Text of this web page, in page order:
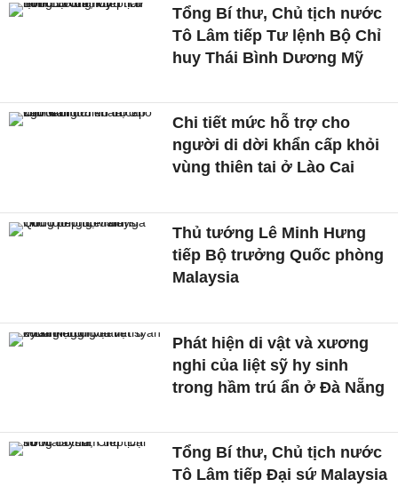
Tổng Bí thư, Chủ tịch nước
Tô Lâm tiếp Tư lệnh Bộ Chỉ
huy Thái Bình Dương Mỹ
Chi tiết mức hỗ trợ cho
người di dời khẩn cấp khỏi
vùng thiên tai ở Lào Cai
Thủ tướng Lê Minh Hưng
tiếp Bộ trưởng Quốc phòng
Malaysia
Phát hiện di vật và xương
nghi của liệt sỹ hy sinh
trong hầm trú ẩn ở Đà Nẵng
Tổng Bí thư, Chủ tịch nước
Tô Lâm tiếp Đại sứ Malaysia